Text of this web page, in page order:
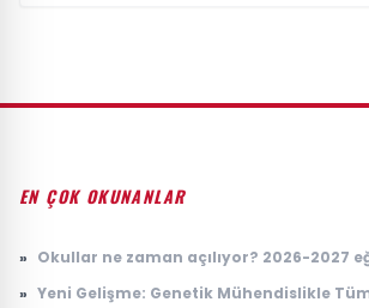
EN ÇOK OKUNANLAR
» Okullar ne zaman açılıyor? 2026-2027
» Yeni Gelişme: Genetik Mühendislikle